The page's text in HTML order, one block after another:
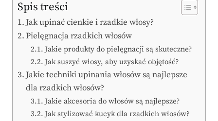
Spis treści
Jak upinać cienkie i rzadkie włosy?
Pielęgnacja rzadkich włosów
Jakie produkty do pielęgnacji są skuteczne?
Jak suszyć włosy, aby uzyskać objętość?
Jakie techniki upinania włosów są najlepsze
dla rzadkich włosów?
Jakie akcesoria do włosów są najlepsze?
Jak stylizować kucyk dla rzadkich włosów?